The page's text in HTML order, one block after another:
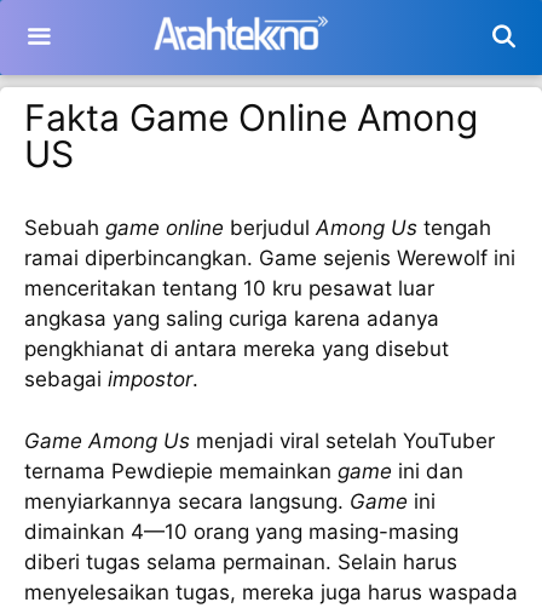
isi
Fakta Game Online Among
US
Sebuah game online berjudulAmong Us tengah
ramai diperbincangkan. Game sejenis Werewolf ini
menceritakan tentang 10 kru pesawat luar
angkasa yang saling curiga karena adanya
pengkhianat di antara mereka yang disebut
sebagai impostor.
Game Among Us menjadi viral setelah YouTuber
ternama Pewdiepie memainkan game ini dan
menyiarkannya secara langsung. Game ini
dimainkan 4—10 orang yang masing-masing
diberi tugas selama permainan. Selain harus
menyelesaikan tugas, mereka juga harus waspada